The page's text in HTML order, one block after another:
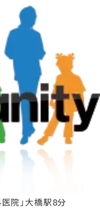
院」大橋駅8分